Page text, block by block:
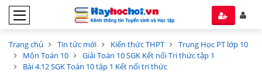
Trang chủ Tin tức mới Kiến thức THPT
Trung Học PT lớp 10
Môn Toán 10
Giải Toán 10 SGK Kết nối Tri thức tập 1
Bài 4.12 SGK Toán 10 tập 1 Kết nối tri thức